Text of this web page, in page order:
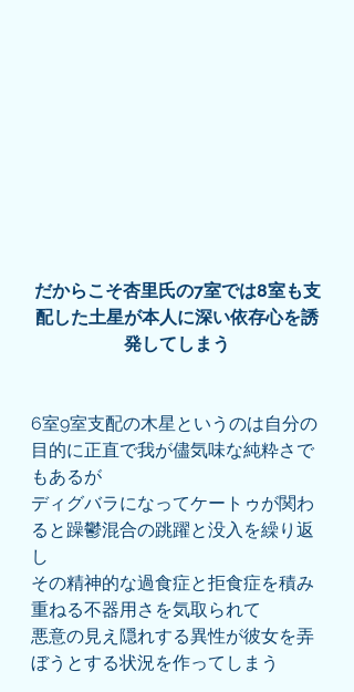
だからこそ杏里氏の7室では8室も支
配した土星が本人に深い依存心を誘
発してしまう
6室9室支配の木星というのは自分の
目的に正直で我が儘気味な純粋さで
もあるが
ディグバラになってケートゥが関わ
ると躁鬱混合の跳躍と没入を繰り返
し
その精神的な過食症と拒食症を積み
重ねる不器用さを気取られて
悪意の見え隠れする異性が彼女を弄
ぼうとする状況を作ってしまう